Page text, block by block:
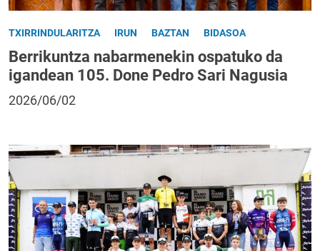
TXIRRINDULARITZA IRUN BAZTAN BIDASOA
Berrikuntza nabarmenekin ospatuko da
igandean 105. Done Pedro Sari Nagusia
2026/06/02